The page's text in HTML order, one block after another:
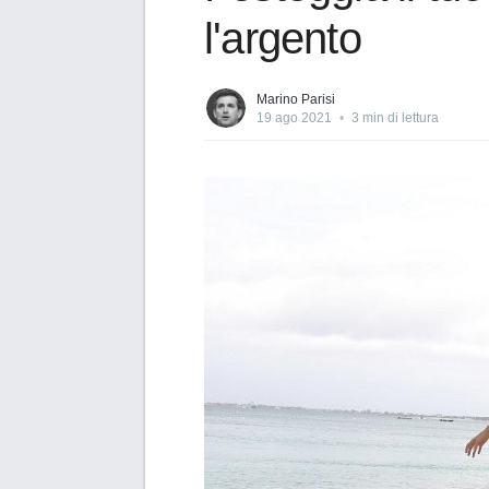
l'argento
Marino Parisi
19 ago 2021 • 3 min di lettura